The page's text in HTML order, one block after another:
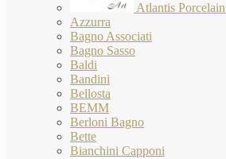
Atlantis
Azzurra
Bagno Associati
Bagno Sasso
Baldi
Bandini
Bellosta
BEMM
Berloni Bagno
Bette
Bianchini Capponi